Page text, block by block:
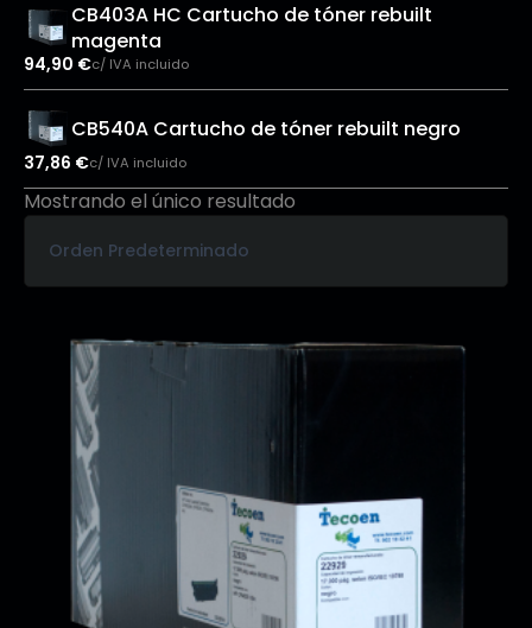
CB403A HC Cartucho de tóner rebuilt
magenta
94,90 €c/ IVA incluido
CB540A Cartucho de tóner rebuilt negro
37,86 €c/ IVA incluido
Mostrando el único resultado